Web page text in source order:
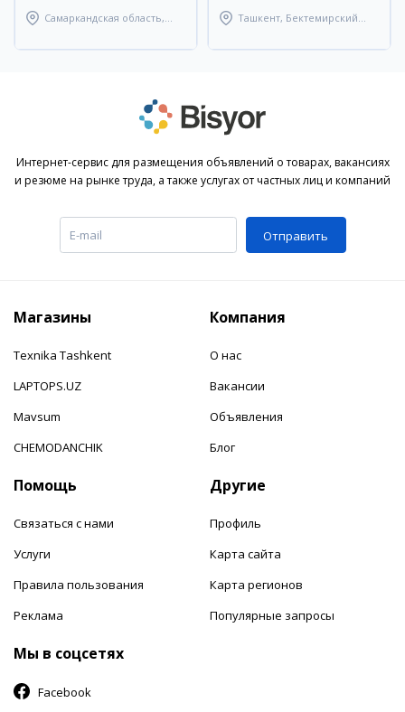
Самаркандская область,
Ташкент, Бектемирский
Интернет-сервис для размещения объявлений о товарах, вакансиях
и резюме на рынке труда, а также услугах от частных лиц и компаний
Отправить
Магазины
Texnika Tashkent
LAPTOPS.UZ
Mavsum
CHEMODANCHIK
Компания
О нас
Вакансии
Объявления
Блог
Помощь
Связаться с нами
Услуги
Правила пользования
Реклама
Другие
Профиль
Карта сайта
Карта регионов
Популярные запросы
Мы в соцсетях
Facebook